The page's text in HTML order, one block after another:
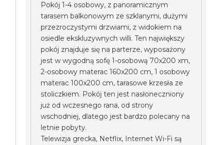
Pokój 1-4 osobowy, z panoramicznym
tarasem balkonowym ze szklanymi, dużymi
przezroczystymi drzwiami, z widokiem na
osiedle ekskluzywnych willi. Ten największy
pokój znajduje się na parterze, wyposażony
jest w wygodną sofę 1-osobową 70x200 xm,
2-osobowy materac 160x200 cm, 1 osobowy
materac 100x200 cm, tarasowe krzesła ze
stoliczkiem. Pokój ten jest nasłoneczniony
już od wczesnego rana, od strony
wschodniej, dlatego jest bardzo polecany na
letnie pobyty.
Telewizja grecka, Netflix, Internet Wi-Fi są